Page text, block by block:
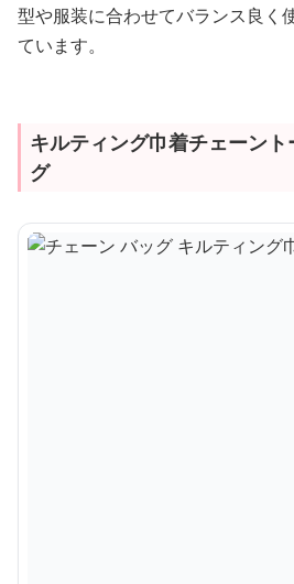
型や服装に合わせてバランス良く
ています。
キルティング巾着チェーン
グ